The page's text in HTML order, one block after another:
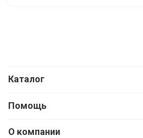
Каталог
Помощь
О компании